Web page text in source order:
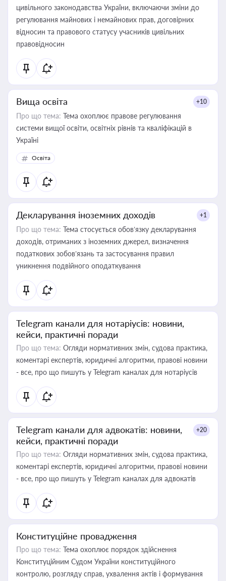
цивільного законодавства України, включаючи зміни до
регулювання майнових і немайнових прав, договірних
відносин та правового статусу учасників цивільних
правовідносин
Вища освіта +10
Про що тема: Тема охоплює правове регулювання
системи вищої освіти, освітніх рівнів та кваліфікацій в
Україні
Освіта
Декларування іноземних доходів +1
Про що тема: Тема стосується обов’язку декларування
доходів, отриманих з іноземних джерел, визначення
податкових зобов’язань та застосування правил
уникнення подвійного оподаткування
Telegram канали для нотаріусів: новини,
кейси, практичні поради
Про що тема: Огляди нормативних змін, судова практика,
коментарі експертів, юридичні алгоритми, правові новини
- все, про що пишуть у Telegram каналах для нотаріусів
Telegram канали для адвокатів: новини,
кейси, практичні поради
+20
Про що тема: Огляди нормативних змін, судова практика,
коментарі експертів, юридичні алгоритми, правові новини
- все, про що пишуть у Telegram каналах для адвокатів
Конституційне провадження
Про що тема: Тема охоплює порядок здійснення
Конституційним Судом України конституційного
контролю, розгляду справ, ухвалення актів і формування